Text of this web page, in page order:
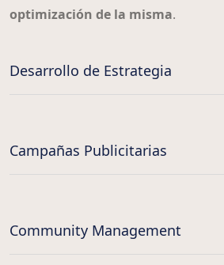
optimización de la misma.
Desarrollo de Estrategia
Campañas Publicitarias
Community Management